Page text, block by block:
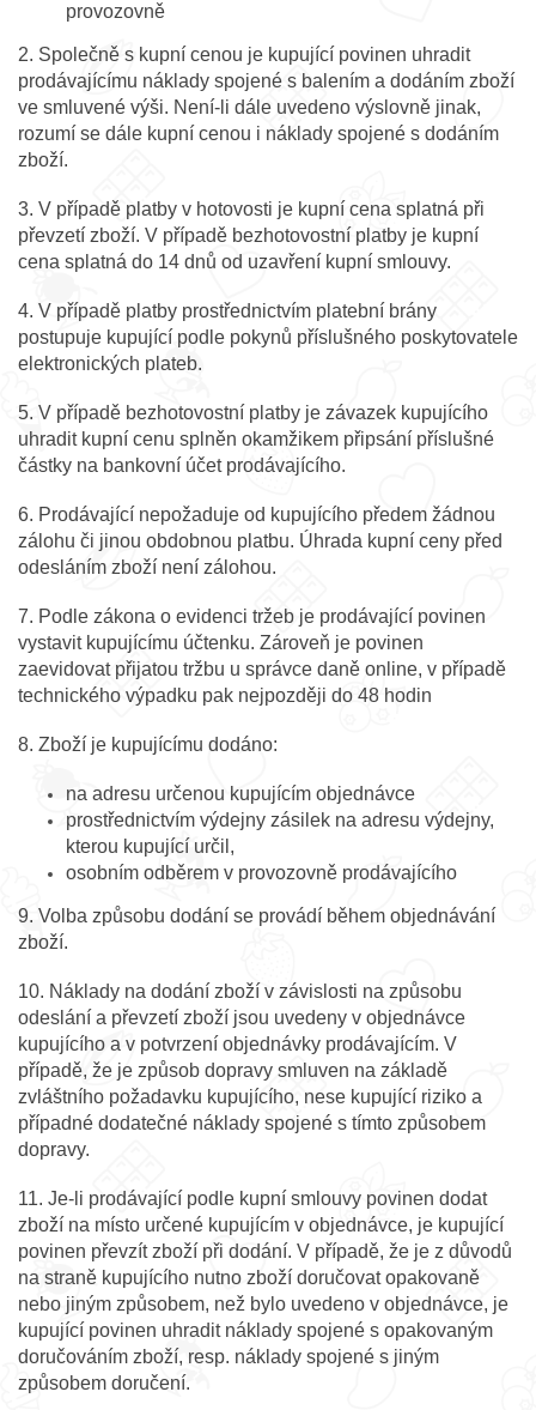
provozovně
2. Společně s kupní cenou je kupující povinen uhradit
prodávajícímu náklady spojené s balením a dodáním zboží
ve smluvené výši. Není-li dále uvedeno výslovně jinak,
rozumí se dále kupní cenou i náklady spojené s dodáním
zboží.
3. V případě platby v hotovosti je kupní cena splatná při
převzetí zboží. V případě bezhotovostní platby je kupní
cena splatná do 14 dnů od uzavření kupní smlouvy.
4. V případě platby prostřednictvím platební brány
postupuje kupující podle pokynů příslušného poskytovatele
elektronických plateb.
5. V případě bezhotovostní platby je závazek kupujícího
uhradit kupní cenu splněn okamžikem připsání příslušné
částky na bankovní účet prodávajícího.
6. Prodávající nepožaduje od kupujícího předem žádnou
zálohu či jinou obdobnou platbu. Úhrada kupní ceny před
odesláním zboží není zálohou.
7. Podle zákona o evidenci tržeb je prodávající povinen
vystavit kupujícímu účtenku. Zároveň je povinen
zaevidovat přijatou tržbu u správce daně online, v případě
technického výpadku pak nejpozději do 48 hodin
8. Zboží je kupujícímu dodáno:
na adresu určenou kupujícím objednávce
prostřednictvím výdejny zásilek na adresu výdejny,
kterou kupující určil,
osobním odběrem v provozovně prodávajícího
9. Volba způsobu dodání se provádí během objednávání
zboží.
10. Náklady na dodání zboží v závislosti na způsobu
odeslání a převzetí zboží jsou uvedeny v objednávce
kupujícího a v potvrzení objednávky prodávajícím. V
případě, že je způsob dopravy smluven na základě
zvláštního požadavku kupujícího, nese kupující riziko a
případné dodatečné náklady spojené s tímto způsobem
dopravy.
11. Je-li prodávající podle kupní smlouvy povinen dodat
zboží na místo určené kupujícím v objednávce, je kupující
povinen převzít zboží při dodání. V případě, že je z důvodů
na straně kupujícího nutno zboží doručovat opakovaně
nebo jiným způsobem, než bylo uvedeno v objednávce, je
kupující povinen uhradit náklady spojené s opakovaným
doručováním zboží, resp. náklady spojené s jiným
způsobem doručení.